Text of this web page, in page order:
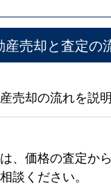
産売却と査定の
売却の流れを説明
、価格の査定か
談ください。